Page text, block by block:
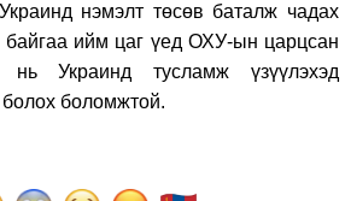
нэмэлт төсөв баталж чадах
байгаа ийм цаг үед ОХУ-ын царцсан
нь Украинд тусламж үзүүлэхэд
боломжтой.